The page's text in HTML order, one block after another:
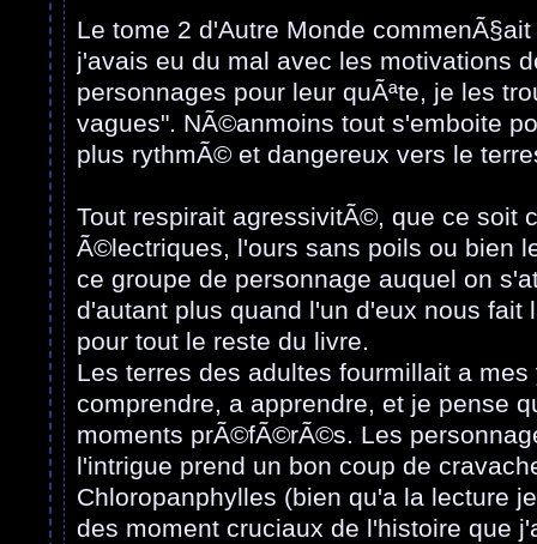
Le tome 2 d'Autre Monde
j'avais eu du mal avec les motivations
personnages pour leur quÃªte, je les
vagues". NÃ©anmoins tout s'emboite
plus rythmÃ© et dangereux vers le
Tout respirait agressivitÃ©, que ce soit
Ã©lectriques, l'ours sans poils ou bien
ce groupe de personnage auquel on
d'autant plus quand l'un d'eux nous fait
pour tout le reste du livre.
Les terres des adultes fourmillait a
comprendre, a apprendre, et je pense
moments prÃ©fÃ©rÃ©s. Les
l'intrigue prend un bon coup de
Chloropanphylles (bien qu'a la lecture
des moment cruciaux de l'histoire que